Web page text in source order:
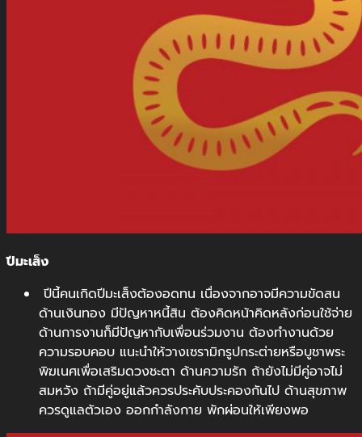
ปีมะเส็ง
ปีนี้คนเกิดปีมะเส็งต้องอดทน เนื่องจากอาจมีความขัดสน
ด้านเงินทอง มีปัญหาหนี้สิน ต้องคิดหน้าคิดหลังก่อนใช้จ่าย
ด้านการงานก็มีปัญหากับเพื่อนร่วมงาน ต้องทำงานด้วย
ความรอบคอบ แนะนำให้วางเซรามิกรูปกระต่ายหรือบูชาพระ
พิฆเนศเพื่อเสริมดวงชะตา ด้านความรัก ถ้ายังไม่มีคู่อาจไม่
สมหวัง ถ้ามีคู่อยู่แล้วควรประคับประคองกันไป ด้านสุขภาพ
ควรดูแลตัวเอง ออกกำลังกาย พักผ่อนให้เพียงพอ